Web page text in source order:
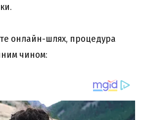
онлайн-шлях, процедура
чином: